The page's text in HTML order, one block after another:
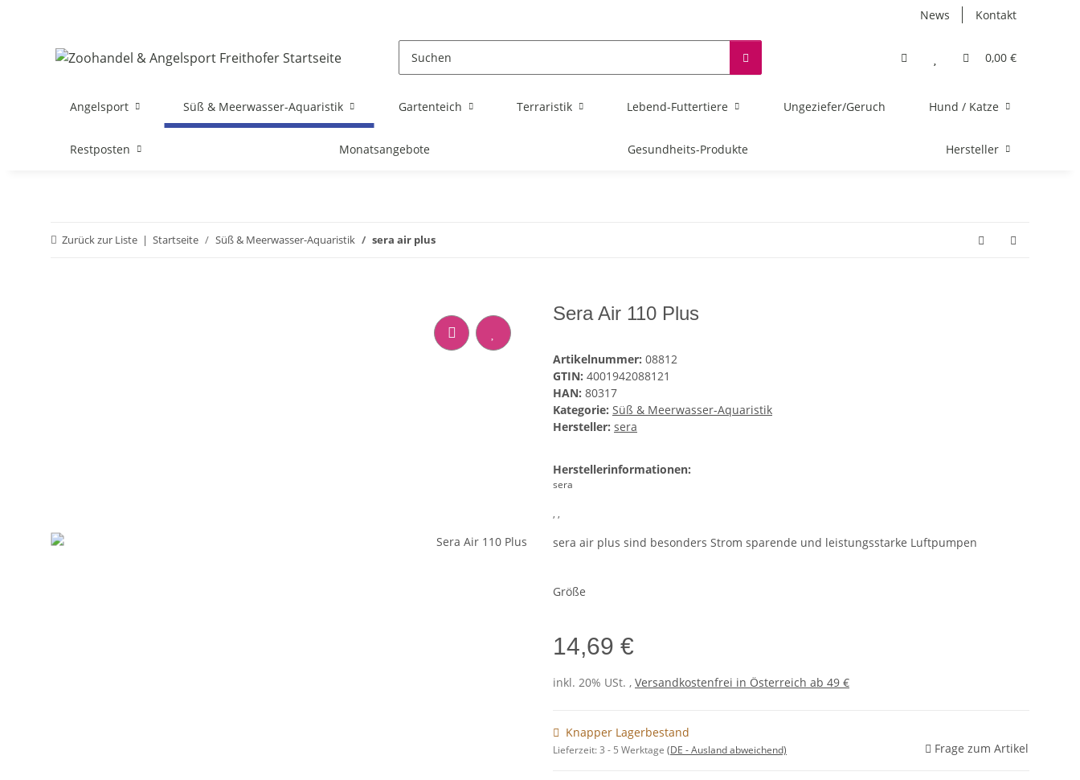
News Kontakt
0,00 €
Angelsport Süß & Meerwasser-Aquaristik Gartenteich Terraristik Lebend-Futtertiere Ungeziefer/Geruch Hund / Katze
Restposten Monatsangebote Gesundheits-Produkte Hersteller
Zurück zur Liste Startseite Süß & Meerwasser-Aquaristik sera air plus
Sera Air 110 Plus
Artikelnummer: 08812
GTIN: 4001942088121
HAN: 80317
Kategorie: Süß & Meerwasser-Aquaristik
Hersteller: sera
Herstellerinformationen:
sera
, ,
sera air plus sind besonders Strom sparende und leistungsstarke Luftpumpen
Größe
14,69 €
inkl. 20% USt. , Versandkostenfrei in Österreich ab 49 €
Knapper Lagerbestand
Lieferzeit:3 - 5 Werktage (DE - Ausland abweichend) Frage zum Artikel